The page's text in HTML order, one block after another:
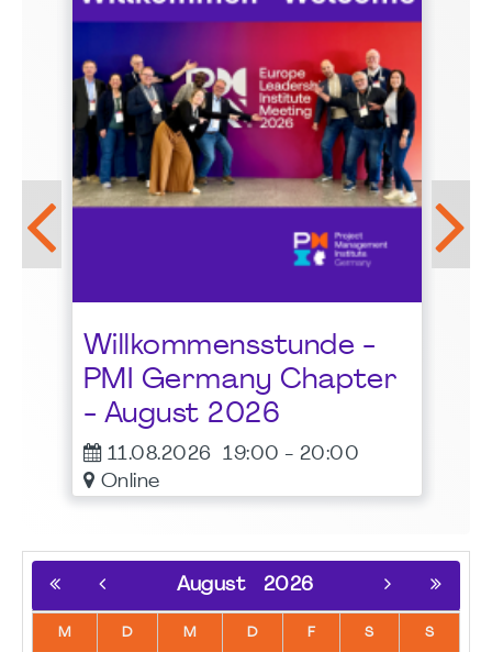
Willkommensstunde -
PMI Germany Chapter
- August 2026
11.08.2026 19:00 - 20:00
Online
August 2026
M D M D F S S